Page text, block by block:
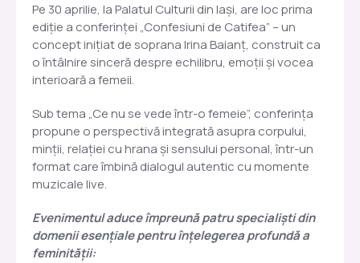
Pe 30 aprilie, la Palatul Culturii din Iași, are loc prima
ediție a conferinței „Confesiuni de Catifea” – un
concept inițiat de soprana Irina Baianț, construit ca
o întâlnire sinceră despre echilibru, emoții și vocea
interioară a femeii.
Sub tema „Ce nu se vede într-o femeie”, conferința
propune o perspectivă integrată asupra corpului,
minții, relației cu hrana și sensului personal, într-un
format care îmbină dialogul autentic cu momente
muzicale live.
Evenimentul aduce împreună patru specialiști din
domenii esențiale pentru înțelegerea profundă a
feminității: